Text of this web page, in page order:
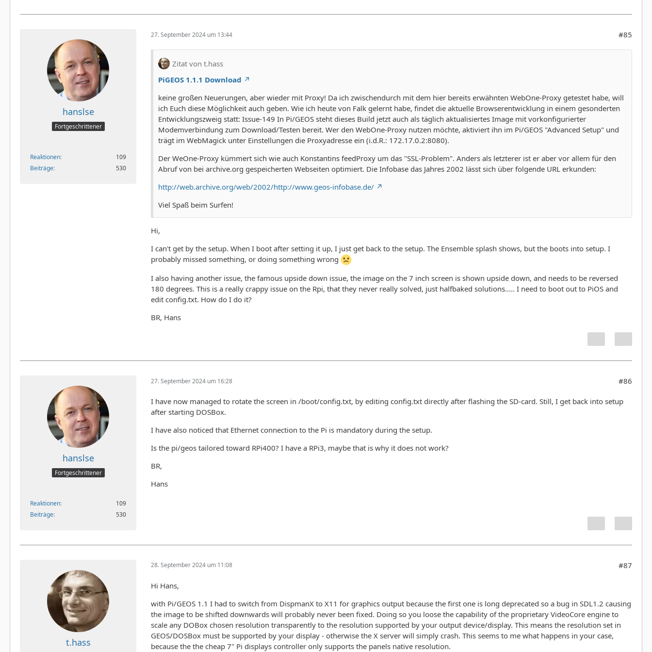
hanslse
Fortgeschrittener
Reaktionen
109
Beiträge
530
27. September 2024 um 13:44 #85
Zitat von t.hass
PiGEOS 1.1.1 Download
keine großen Neuerungen, aber wieder mit Proxy! Da ich zwischendurch mit dem hier bereits erwähnten WebOne-Proxy getestet habe, will
ich Euch diese Möglichkeit auch geben. Wie ich heute von Falk gelernt habe, findet die aktuelle Browserentwicklung in einem gesonderten
Entwicklungszweig statt: Issue-149 In Pi/GEOS steht dieses Build jetzt auch als täglich aktualisiertes Image mit vorkonfigurierter
Modemverbindung zum Download/Testen bereit. Wer den WebOne-Proxy nutzen möchte, aktiviert ihn im Pi/GEOS "Advanced Setup" und
trägt im WebMagick unter Einstellungen die Proxyadresse ein (i.d.R.: 172.17.0.2:8080).
Der WeOne-Proxy kümmert sich wie auch Konstantins feedProxy um das "SSL-Problem". Anders als letzterer ist er aber vor allem für den
Abruf von bei archive.org gespeicherten Webseiten optimiert. Die Infobase das Jahres 2002 lässt sich über folgende URL erkunden:
http://web.archive.org/web/2002/http://www.geos-infobase.de/
Viel Spaß beim Surfen!
Hi,
I can't get by the setup. When I boot after setting it up, I just get back to the setup. The Ensemble splash shows, but the boots into setup. I
probably missed something, or doing something wrong
I also having another issue, the famous upside down issue, the image on the 7 inch screen is shown upside down, and needs to be reversed
180 degrees. This is a really crappy issue on the Rpi, that they never really solved, just halfbaked solutions..... I need to boot out to PiOS and
edit config.txt. How do I do it?
BR, Hans
hanslse
Fortgeschrittener
Reaktionen
109
Beiträge
530
27. September 2024 um 16:28 #86
I have now managed to rotate the screen in /boot/config.txt, by editing config.txt directly after flashing the SD-card. Still, I get back into setup
after starting DOSBox.
I have also noticed that Ethernet connection to the Pi is mandatory during the setup.
Is the pi/geos tailored toward RPi400? I have a RPi3, maybe that is why it does not work?
BR,
Hans
t.hass
28. September 2024 um 11:08 #87
Hi Hans,
with Pi/GEOS 1.1 I had to switch from DispmanX to X11 for graphics output because the first one is long deprecated so a bug in SDL1.2 causing
the image to be shifted downwards will probably never been fixed. Doing so you loose the capability of the proprietary VideoCore engine to
scale any DOBox chosen resolution transparently to the resolution supported by your output device/display. This means the resolution set in
GEOS/DOSBox must be supported by your display - otherwise the X server will simply crash. This seems to me what happens in your case,
because the the cheap 7" Pi displays controller only supports the panels native resolution.